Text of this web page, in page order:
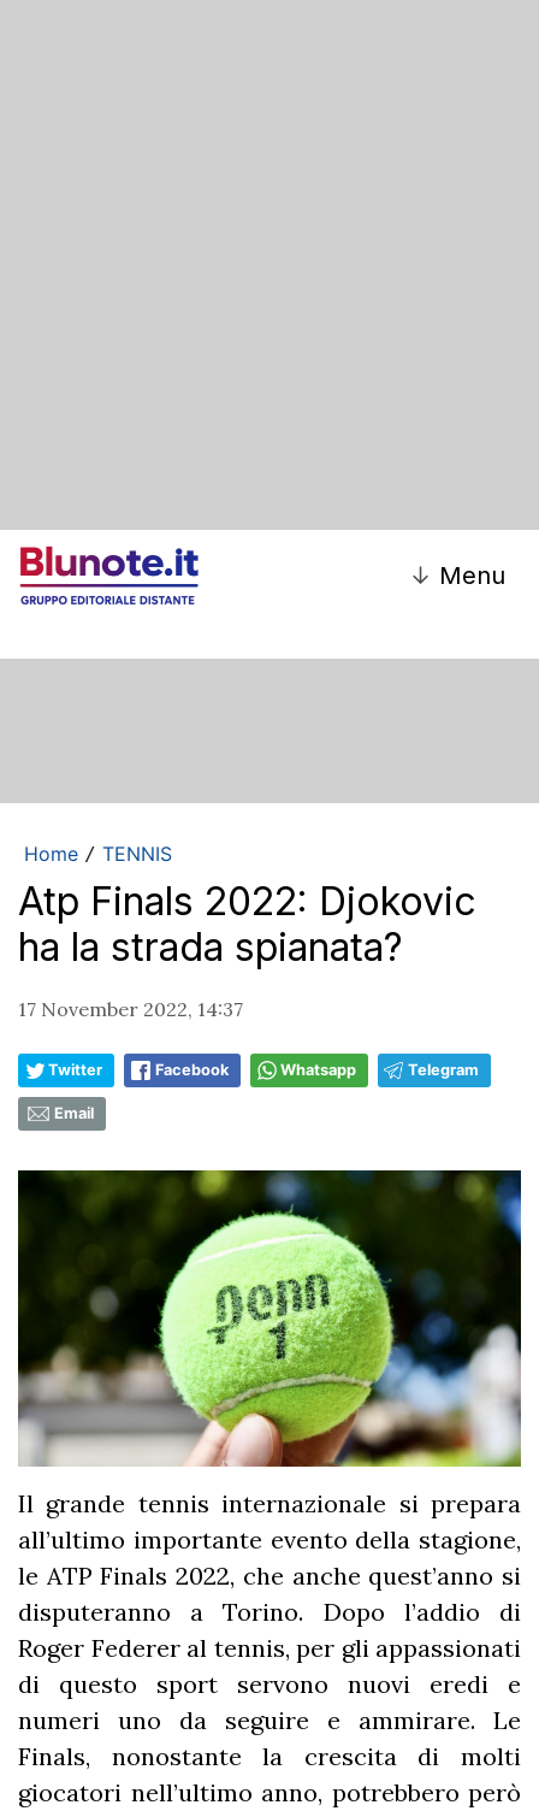
↓ Menu
Home / TENNIS
Atp Finals 2022: Djokovic
ha la strada spianata?
17 November 2022, 14:37
Twitter Facebook Whatsapp Telegram
Email
Il grande tennis internazionale si prepara
all’ultimo importante evento della stagione,
le ATP Finals 2022, che anche quest’anno si
disputeranno a Torino. Dopo l’addio di
Roger Federer al tennis, per gli appassionati
di questo sport servono nuovi eredi e
numeri uno da seguire e ammirare. Le
Finals, nonostante la crescita di molti
giocatori nell’ultimo anno, potrebbero però